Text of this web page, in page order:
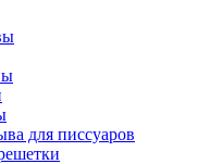
для писсуаров